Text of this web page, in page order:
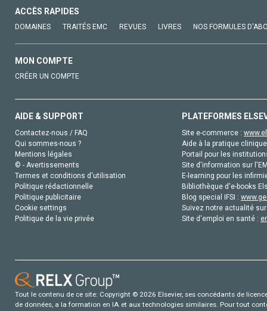
ACCÈS RAPIDES
DOMAINES TRAITÉS EMC REVUES LIVRES NOS FORMULES
MON COMPTE
CRÉER UN COMPTE
AIDE & SUPPORT
Contactez-nous / FAQ
Qui sommes-nous ?
Mentions légales
© - Avertissements
Termes et conditions d'utilisation
Politique rédactionnelle
Politique publicitaire
Cookie settings
Politique de la vie privée
PLATEFORMES
Site e-commerce :
Aide à la pratique
Portail pour les
Site d'information sur
E-learning pour les
Bibliothèque d'e-books
Blog special IFSI :
Suivez notre actualité
Site d'emploi en santé :
Tout le contenu de ce site: Copyright © 2026 Elsevier, ses concédants de
de données, a la formation en IA et aux technologies similaires. Pour tout